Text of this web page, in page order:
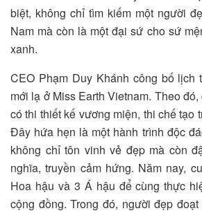
biệt, không chỉ tìm kiếm một người
Nam mà còn là một đại sứ cho sứ
xanh.
CEO Phạm Duy Khánh công bố lịch
mới lạ ở Miss Earth Vietnam. Theo
có thi thiết kế vương miện, thi chế tạo
Đây hứa hẹn là một hành trình độc
không chỉ tôn vinh vẻ đẹp mà còn
nghĩa, truyền cảm hứng. Năm nay,
Hoa hậu và 3 Á hậu để cùng thực
cộng đồng. Trong đó, người đẹp